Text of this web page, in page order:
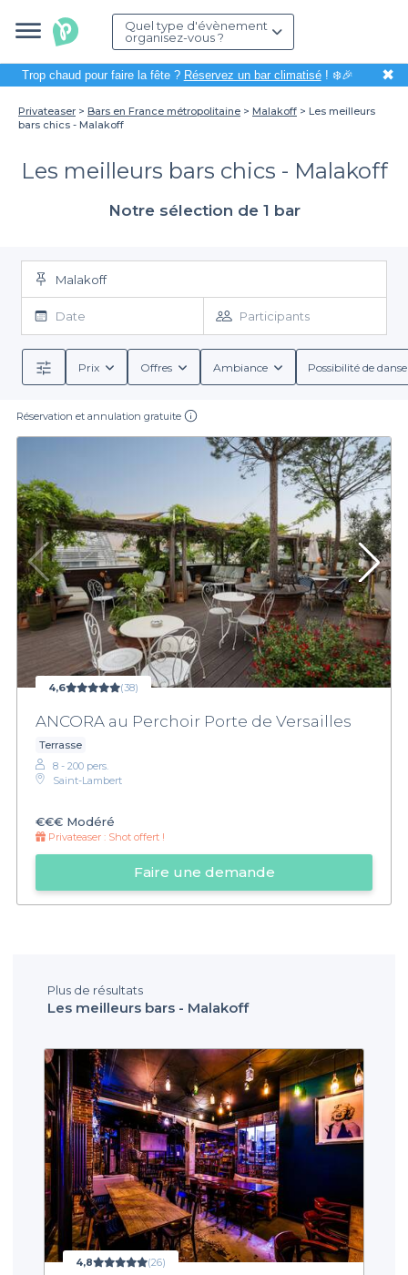
Quel type d'évènement
organisez-vous ?
Trop chaud pour faire la fête ? Réservez un bar climatisé! ❄️🎉 ✖
Privateaser Bars en France métropolitaine Malakoff
Les meilleurs
bars chics - Malakoff
Les meilleurs bars chics - Malakoff
Notre sélection de 1 bar
Malakoff
Date Participants
Prix Offres Ambiance Possibilité de
Réservation et annulation gratuite
4,6 (38)
ANCORA au Perchoir Porte de Versailles
Terrasse
8 - 200 pers.
Saint-Lambert
€€€ Modéré
Privateaser : Shot offert !
Faire une demande
Plus de résultats
Les meilleurs bars - Malakoff
4,8 (26)